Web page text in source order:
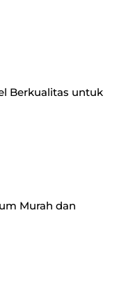
Berkualitas untuk
Murah dan